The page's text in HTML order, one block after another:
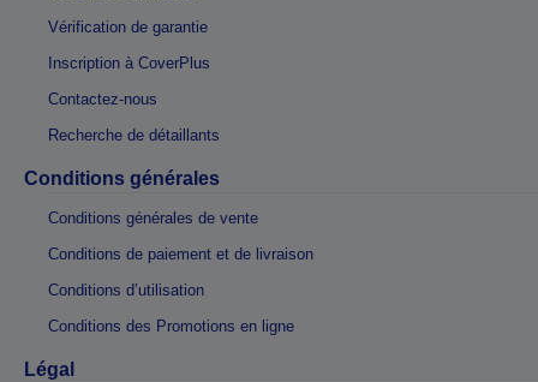
Vérification de garantie
Inscription à CoverPlus
Contactez-nous
Recherche de détaillants
Conditions générales
Conditions générales de vente
Conditions de paiement et de livraison
Conditions d’utilisation
Conditions des Promotions en ligne
Légal